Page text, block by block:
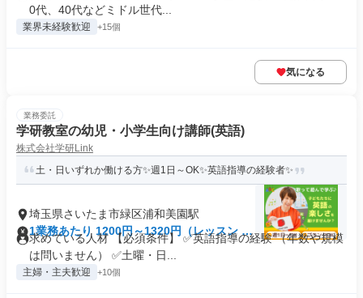
0代、40代などミドル世代...
業界未経験歓迎 +15個
気になる
業務委託
学研教室の幼児・小学生向け講師(英語)
株式会社学研Link
土・日いずれか働ける方✨週1日～OK✨英語指導の経験者✨
埼玉県さいたま市緑区浦和美園駅
1業務あたり 1200円～1320円（レッスン 60
分）
求めている人材 【必須条件】 ✅英語指導の経験 （年数や規模
は問いません） ✅土曜・日...
主婦・主夫歓迎 +10個